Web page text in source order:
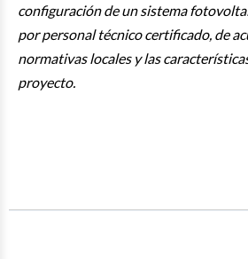
configuración de un sistema
por personal técnico certificado, de
normativas locales y las
proyecto.